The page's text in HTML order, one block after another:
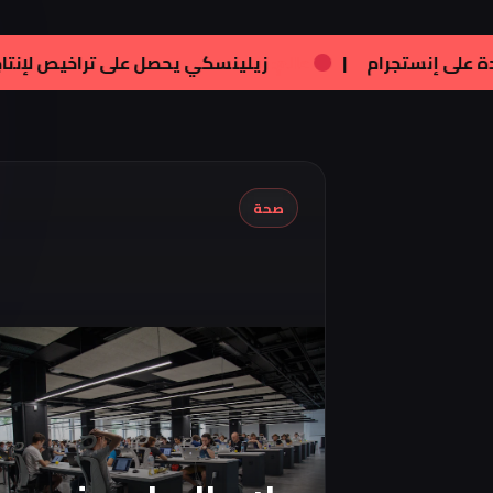
فنون:تامر هجرس يشارك بصورته الجديدة على إنستجرام
صحة